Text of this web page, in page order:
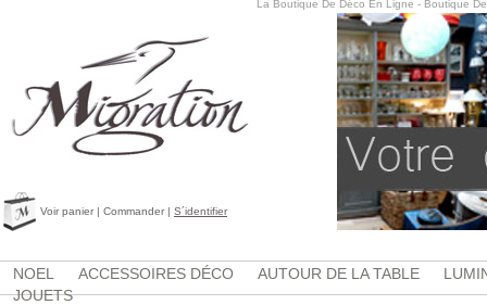
La Boutique De Déco En Ligne - Boutique
Voir panier | Commander | S´identifier
NOEL ACCESSOIRES DÉCO AUTOUR DE LA TABLE
JOUETS